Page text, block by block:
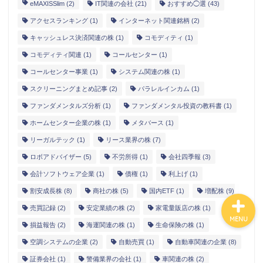
eMAXISSlim (2) IT関連の会社 (21) おすすめ◯選 (43)
アクセスランキング (1) インターネット関連銘柄 (2)
キャッシュレス決済関連の株 (1) コモディティ (1)
コモディティ関連 (1) コールセンター (1)
コールセンター事業 (1) システム関連の株 (1)
スクリーニングまとめ記事 (2) パラレルインカム (1)
ファンダメンタルズ分析 (1) ファンダメンタル投資の教科書 (1)
ホームセンター企業の株 (1) メタバース (1)
リーガルテック (1) リース業界の株 (7)
ロボアドバイザー (5) 不労所得 (1) 会社四季報 (3)
会計ソフトウェア企業 (1) 債権 (1) 利上げ (1)
割安成長株 (8) 商社の株 (5) 国内ETF (1) 増配株 (9)
売買記録 (2) 安定業績の株 (2) 家電量販店の株 (1)
損益報告 (2) 海運関連の株 (1) 生命保険の株 (1)
空調システムの企業 (2) 自動売買 (1) 自動車関連の企業 (8)
証券会社 (1) 警備業界の会社 (1) 車関連の株 (2)
MENU
株式投資・金融知識
おすすめ読書の要約
ビジネス・仕事